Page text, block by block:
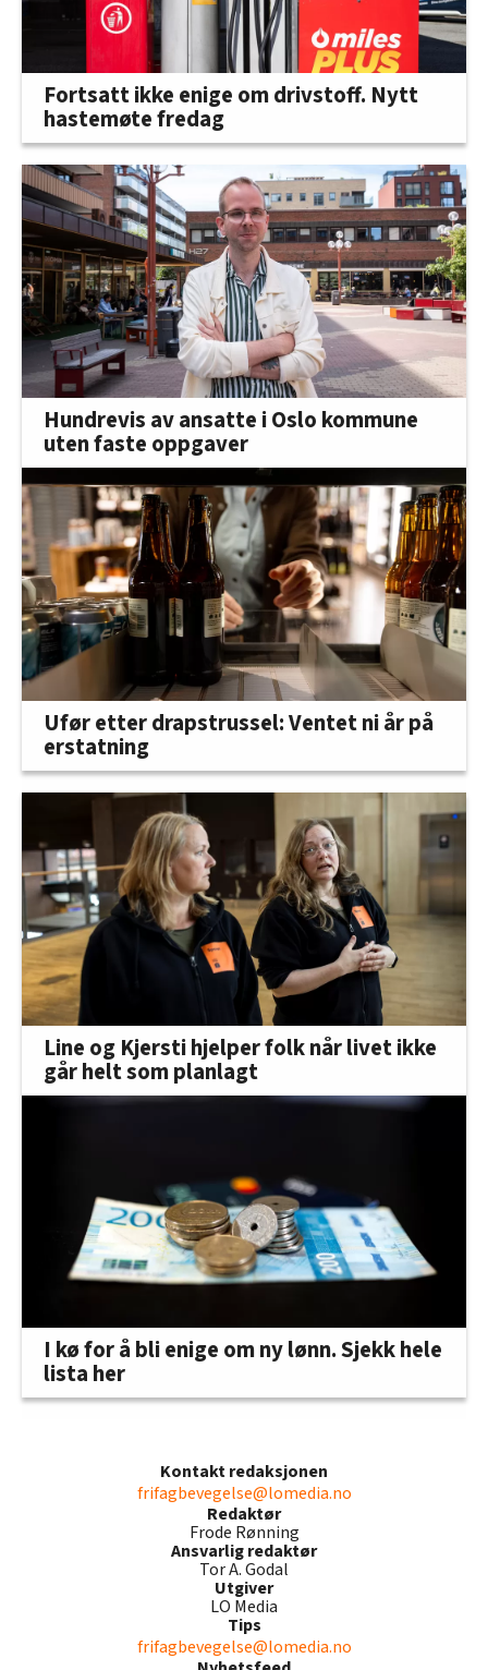
Fortsatt ikke enige om drivstoff. Nytt
hastemøte fredag
Hundrevis av ansatte i Oslo kommune
uten faste oppgaver
Ufør etter drapstrussel: Ventet ni år på
erstatning
Line og Kjersti hjelper folk når livet ikke
går helt som planlagt
I kø for å bli enige om ny lønn. Sjekk hele
lista her
Kontakt redaksjonen
frifagbevegelse@lomedia.no
Redaktør
Frode Rønning
Ansvarlig redaktør
Tor A. Godal
Utgiver
LO Media
Tips
frifagbevegelse@lomedia.no